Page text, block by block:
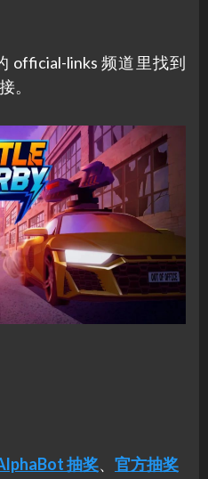
official-links 频道里找到
。
抽奖、 官方抽奖